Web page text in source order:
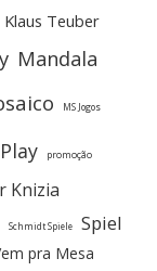
Klaus Teuber
Mandala
MS Jogos
promoção
Knizia
Schmidt Spiele Spiel
pra Mesa